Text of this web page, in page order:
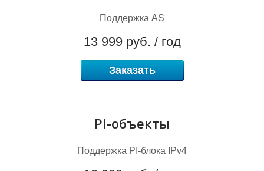
Поддержка AS
13 999 руб. / год
Заказать
PI-объекты
Поддержка PI-блока IPv4